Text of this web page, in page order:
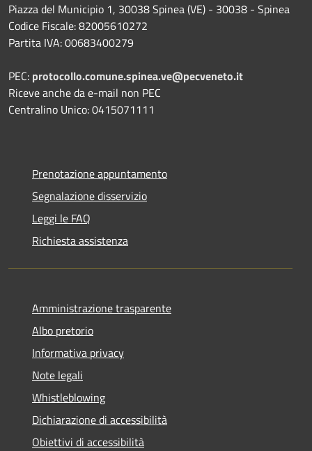
Piazza del Municipio 1, 30038 Spinea (VE) - 30038 - Spinea
Codice Fiscale: 82005610272
Partita IVA: 00683400279
PEC: protocollo.comune.spinea.ve@pecveneto.it
Riceve anche da e-mail non PEC
Centralino Unico: 0415071111
Prenotazione appuntamento
Segnalazione disservizio
Leggi le FAQ
Richiesta assistenza
Amministrazione trasparente
Albo pretorio
Informativa privacy
Note legali
Whistleblowing
Dichiarazione di accessibilità
Obiettivi di accessibilità